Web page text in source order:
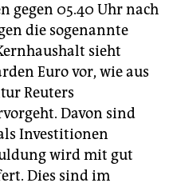
gegen 05.40 Uhr nach
die sogenannte
sieht
Euro vor, wie aus
Reuters
Davon sind
Investitionen
wird mit gut
Dies sind im